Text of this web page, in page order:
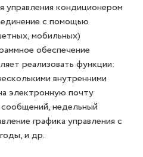
кондиционером
с помощью
мобильных)
обеспечение
реализовать функции:
внутренними
электронную почту
недельный
графика управления с
и др.